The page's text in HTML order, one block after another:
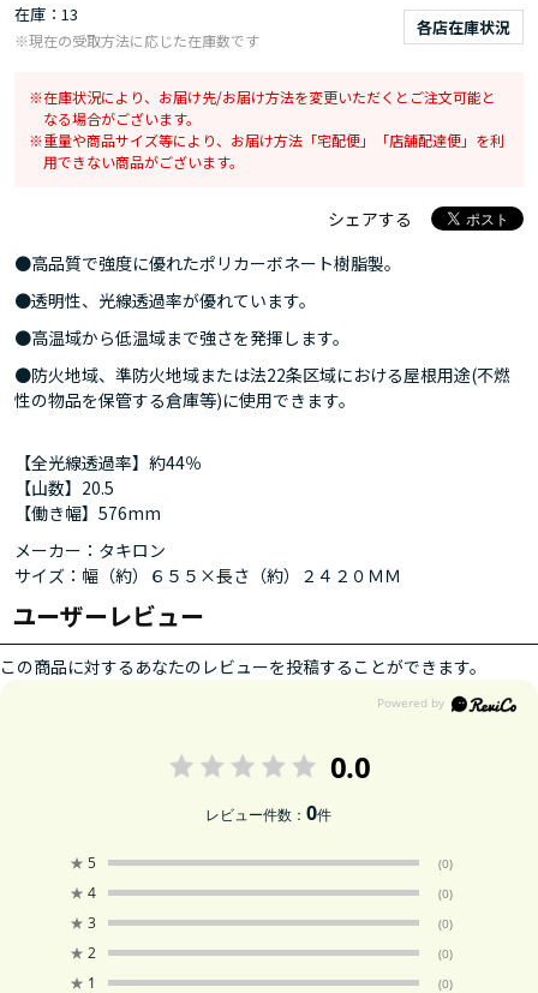
在庫 13
各店在庫状況
※現在の受取方法に応じた在庫数です
在庫状況により、お届け先/お届け方法を変更いただくとご注文可能と
なる場合がございます。
重量や商品サイズ等により、お届け方法「宅配便」「店舗配達便」を利
用できない商品がございます。
シェアする
●高品質で強度に優れたポリカーボネート樹脂製。
●透明性、光線透過率が優れています。
●高温域から低温域まで強さを発揮します。
●防火地域、準防火地域または法22条区域における屋根用途(不燃
性の物品を保管する倉庫等)に使用できます。
【全光線透過率】約44％
【山数】20.5
【働き幅】576mm
メーカー：タキロン
サイズ：幅（約）６５５×長さ（約）２４２０ＭＭ
ユーザーレビュー
この商品に対するあなたのレビューを投稿することができます。
0.0
レビュー件数：0件
★ 5 (0)
★ 4 (0)
★ 3 (0)
★ 2 (0)
★ 1 (0)